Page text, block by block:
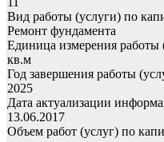
Вид работы (услуги) по
Ремонт фундамента
Единица измерения работы
кв.м
Год завершения работы
2025
Дата актуализации
13.06.2017
Объем работ (услуг) по